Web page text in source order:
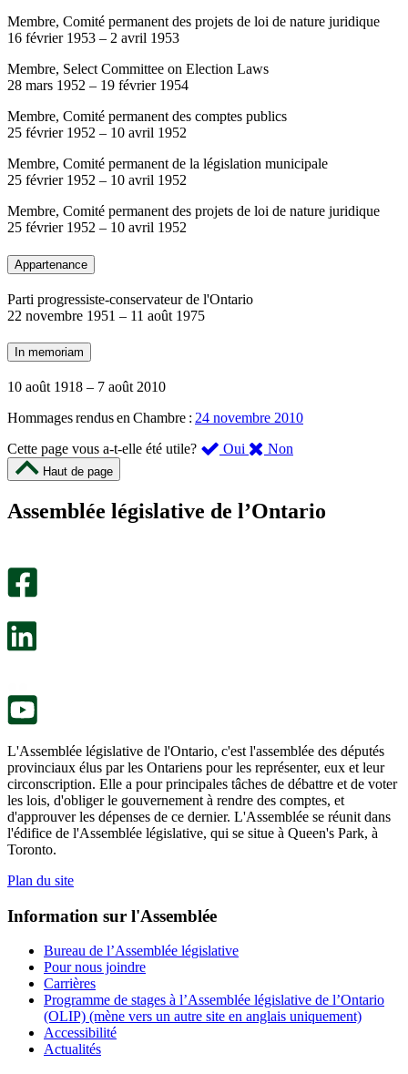
Membre, Comité permanent des projets de loi de nature juridique
16 février 1953 – 2 avril 1953
Membre, Select Committee on Election Laws
28 mars 1952 – 19 février 1954
Membre, Comité permanent des comptes publics
25 février 1952 – 10 avril 1952
Membre, Comité permanent de la législation municipale
25 février 1952 – 10 avril 1952
Membre, Comité permanent des projets de loi de nature juridique
25 février 1952 – 10 avril 1952
Appartenance
Parti progressiste-conservateur de l'Ontario
22 novembre 1951 – 11 août 1975
In memoriam
10 août 1918 – 7 août 2010
Hommages rendus en Chambre : 24 novembre 2010
Cette page vous a-t-elle été utile?
Oui ,
été
Non
m’a
Haut de page
Assemblée législative de l’Ontario
L'Assemblée législative de l'Ontario, c'est l'assemblée des députés
provinciaux élus par les Ontariens pour les représenter, eux et leur
circonscription. Elle a pour principales tâches de débattre et de voter
les lois, d'obliger le gouvernement à rendre des comptes, et
d'approuver les dépenses de ce dernier. L'Assemblée se réunit dans
l'édifice de l'Assemblée législative, qui se situe à Queen's Park, à
Toronto.
Plan du site
Information sur l'Assemblée
Bureau de l’Assemblée législative
Pour nous joindre
Carrières
Programme de stages à l’Assemblée législative de l’Ontario
(OLIP) (mène vers un autre site en anglais uniquement)
Accessibilité
Actualités